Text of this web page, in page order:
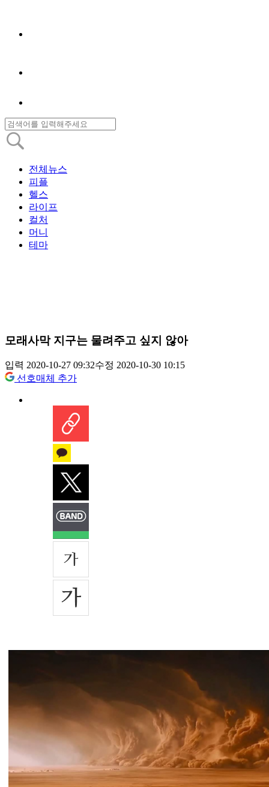
전체뉴스
피플
헬스
라이프
컬처
머니
테마
모래사막 지구는 물려주고 싶지 않아
입력 2020-10-27 09:32수정 2020-10-30 10:15
선호매체 추가